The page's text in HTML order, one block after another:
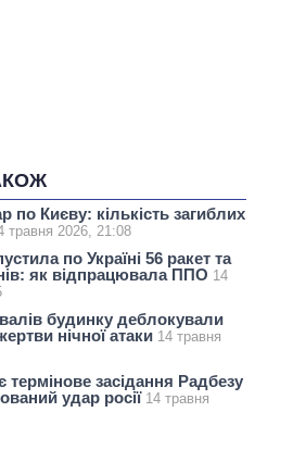
по Києву: кількість загиблих
травня 2026, 21:08
по Україні 56 ракет та
як відпрацювала ППО 14
будинку деблокували
нічної атаки 14 травня
термінове засідання Радбезу
удар росії 14 травня